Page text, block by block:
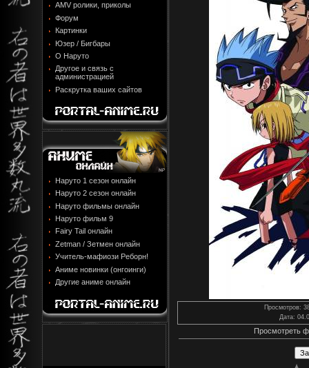
AMV ролики, приколы
Форум
Картинки
Юзер / Бигбары
О Наруто
Другое и связь с
администрацией
Раскрутка ваших сайтов
Наруто 1 сезон онлайн
Наруто 2 сезон онлайн
Наруто фильмы онлайн
Наруто фильм 9
Fairy Tail онлайн
Zetman / Зетмен онлайн
Учитель-мафиози Реборн!
Аниме новинки (онгоинги)
Другие аниме онлайн
Просмотров:
Дата:
Просмотреть